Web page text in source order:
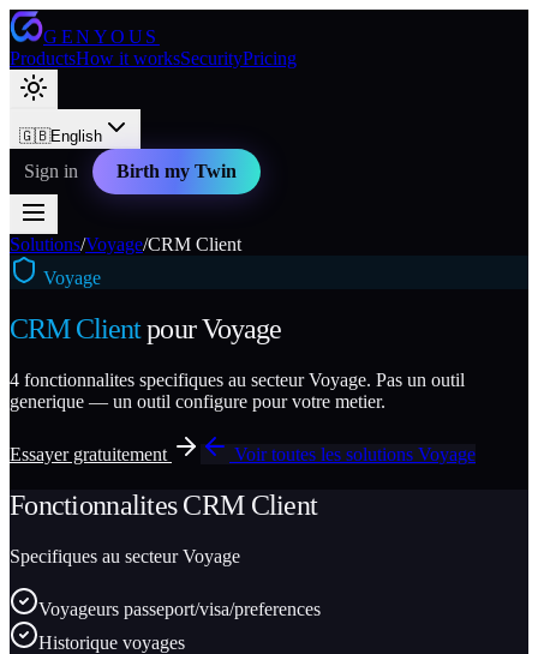
GENYOUS
ProductsHow it worksSecurityPricing
🇬🇧English
Sign in Birth my Twin
Solutions/Voyage/CRM Client
Voyage
CRM ClientpourVoyage
4 fonctionnalites specifiques au secteurVoyage. Pas un outil
generique — un outil configure pour votre metier.
Essayer gratuitement Voir toutes les solutions Voyage
FonctionnalitesCRM Client
Specifiques au secteurVoyage
Voyageurs passeport/visa/preferences
Historique voyages